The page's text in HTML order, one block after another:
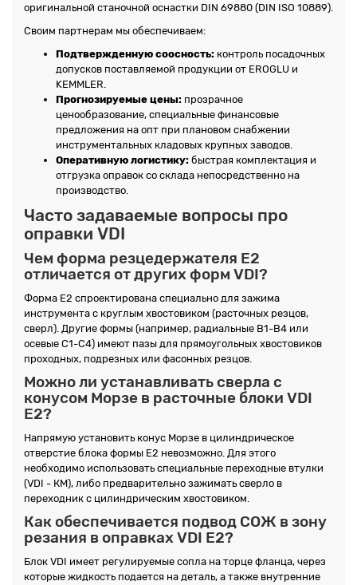
оригинальной станочной оснастки DIN 69880 (DIN ISO 10889).
Своим партнерам мы обеспечиваем:
Подтвержденную соосность: контроль посадочных
допусков поставляемой продукции от EROGLU и
KEMMLER.
Прогнозируемые цены: прозрачное
ценообразование, специальные финансовые
предложения на опт при плановом снабжении
инструментальных кладовых крупных заводов.
Оперативную логистику: быстрая комплектация и
отгрузка оправок со склада непосредственно на
производство.
Часто задаваемые вопросы про
оправки VDI
Чем форма резцедержателя E2
отличается от других форм VDI?
Форма E2 спроектирована специально для зажима
инструмента с круглым хвостовиком (расточных резцов,
сверл). Другие формы (например, радиальные B1-B4 или
осевые C1-C4) имеют пазы для прямоугольных хвостовиков
проходных, подрезных или фасонных резцов.
Можно ли устанавливать сверла с
конусом Морзе в расточные блоки VDI
E2?
Напрямую установить конус Морзе в цилиндрическое
отверстие блока формы E2 невозможно. Для этого
необходимо использовать специальные переходные втулки
(VDI - КМ), либо предварительно зажимать сверло в
переходник с цилиндрическим хвостовиком.
Как обеспечивается подвод СОЖ в зону
резания в оправках VDI E2?
Блок VDI имеет регулируемые сопла на торце фланца, через
которые жидкость подается на деталь, а также внутренние